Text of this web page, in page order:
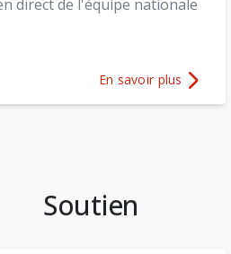
direct de l'équipe nationale
Plus d'informations sur
En savoir plus
Soutien